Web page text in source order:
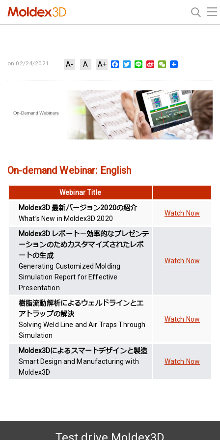
on 02/24/2021 A- A A+ Facebook
Twitter
Line Sina WeChat
On-demand Webinar: English
Webinar Title
Moldex3D 最新バージョン2020の紹介
What’s New in Moldex3D 2020
Watch Now
Moldex3D レポート－効率的なプレゼンテ
ーションのためカスタマイズされたレポ
ートの生成
Generating Customized Molding
Simulation Report for Effective
Presentation
Watch Now
樹脂流動解析によるウェルドラインとエ
アトラップの解決
Solving Weld Line and Air Traps Through
Simulation
Watch Now
Moldex3Dによるスマートデザインと製造
Smart Design and Manufacturing with
Moldex3D
Watch Now